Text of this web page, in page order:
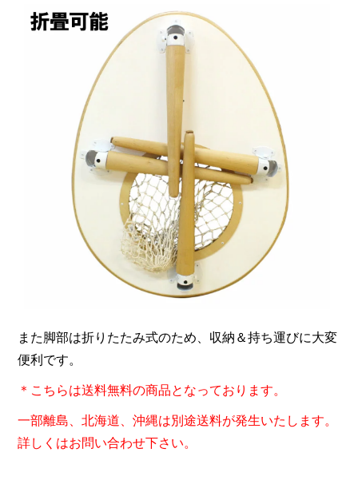
また脚部は折りたたみ式のため、収納＆持ち運びに大変
便利です。
＊こちらは送料無料の商品となっております。
一部離島、北海道、沖縄は別途送料が発生いたします。
詳しくはお問い合わせ下さい。